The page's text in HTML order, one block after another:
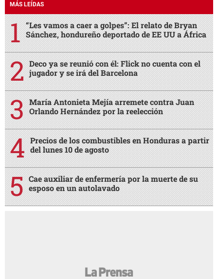
MÁS LEÍDAS
“Les vamos a caer a golpes”: El relato de Bryan
Sánchez, hondureño deportado de EE UU a África
Deco ya se reunió con él: Flick no cuenta con el
jugador y se irá del Barcelona
María Antonieta Mejía arremete contra Juan
Orlando Hernández por la reelección
Precios de los combustibles en Honduras a partir
del lunes 10 de agosto
Cae auxiliar de enfermería por la muerte de su
esposo en un autolavado